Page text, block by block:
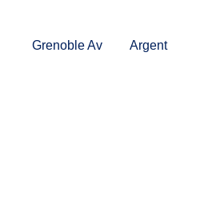
Grenoble Av Argent